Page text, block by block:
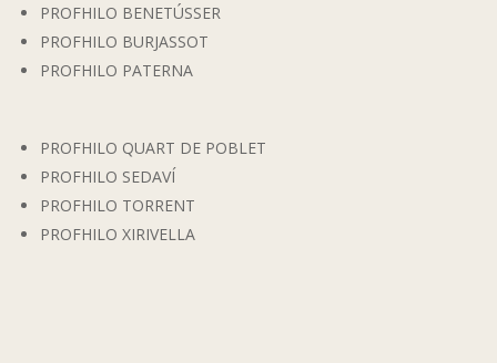
PROFHILO BENETÚSSER
PROFHILO BURJASSOT
PROFHILO PATERNA
PROFHILO QUART DE POBLET
PROFHILO SEDAVÍ
PROFHILO TORRENT
PROFHILO XIRIVELLA